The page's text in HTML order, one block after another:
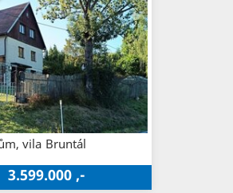
vila Bruntál
3.599.000 ,-